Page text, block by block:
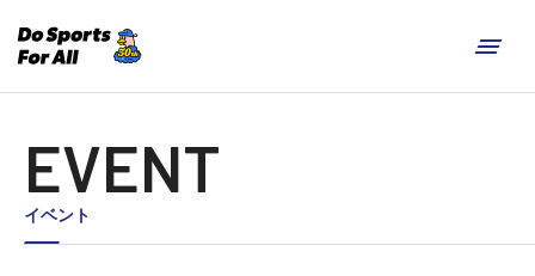
EVENT
イベント